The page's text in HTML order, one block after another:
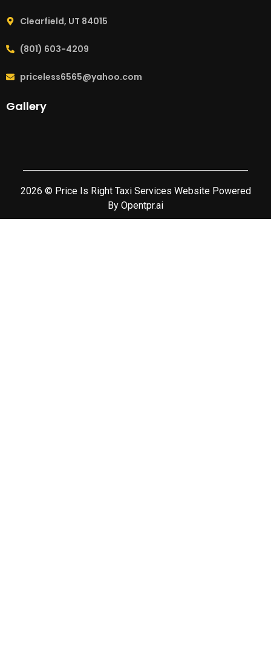
Clearfield, UT 84015
(801) 603-4209
priceless6565@yahoo.com
Gallery
2026 © Price Is Right Taxi Services Website Powered
By Opentpr.ai